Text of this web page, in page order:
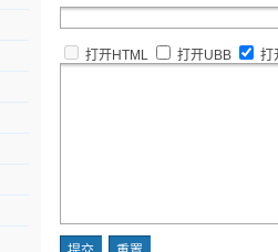
打开HTML 打开UBB 打